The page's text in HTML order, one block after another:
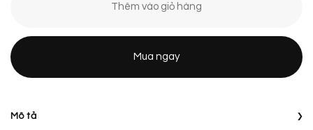
Thêm vào giỏ hàng
Mua ngay
Mô tả ›